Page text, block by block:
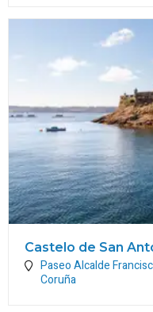
Castelo de San
Paseo Alcalde
Coruña